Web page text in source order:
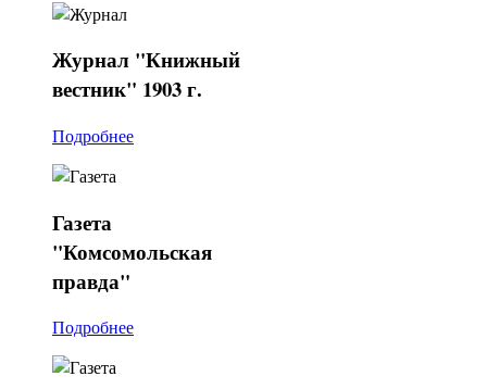
Журнал "Книжный
вестник" 1903 г.
Подробнее
Газета
"Комсомольская
правда"
Подробнее